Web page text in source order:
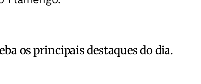
os principais destaques do dia.